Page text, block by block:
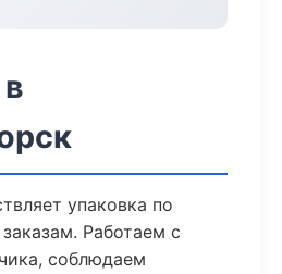
упаковка по
Работаем с
соблюдаем